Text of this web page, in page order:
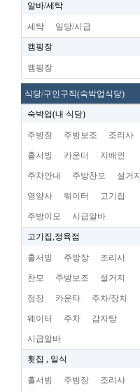
알바/세탁
세탁 일당/시급
캠핑장
캠핑장
식당/구인구직(숙박업식당)
숙박업(내 식당)
주방장 주방보조 조리사
홀서빙 카운터 지배인
주차안내 주방찬모 설거지
영양사 웨이터 고기집
주방이모 시급알바
고기집,정육점
홀서빙 주방장 조리사
찬모 주방보조 설거지
점장 카운타 주차/장치
웨이터 주차 감자탕
시급알바
횟집 , 일식
홀서빙 주방장 조리사